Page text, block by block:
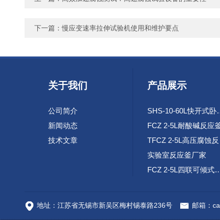
下一篇：慢应变速率拉伸试验机使用和维护要点
关于我们
公司简介
新闻动态
技术文章
产品展示
SHS-10-60L
FCZ 2-5L耐酸碱反应
实验室反应釜厂家
FCZ 2-5L四联
地址：江苏省无锡市新吴区梅村锡泰路236号 邮箱：